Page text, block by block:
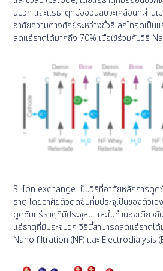
นบวก และแร่ธาตุที่มีอิออนลบจะเคลื่อนที่ผ่านเ
อาศัยความต่างศักย์ระหว่างขั้วอิเลกโทรดเป็น
ลดแร่ธาตุได้มากถึง 70% เมื่อใช้ร่วมกับวิธี
3. Ion exchange เป็นวิธีที่อาศัยหลักการดูด
ธาตุ โดยอาศัยตัวดูดซับที่มีประจุเป็นของตัวเอ
ดูดซับแร่ธาตุที่มีประจุลบ และในทำนองเดียวกั
แร่ธาตุที่มีประจุบวก วิธีนี้สามารถลดแร่ธาตุได้
Nano filtration (NF) และ Electrodialysis